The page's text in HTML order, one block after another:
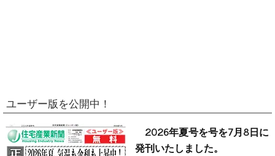
ユーザー版を公開中！
2026年夏号を号を7月8日に
発刊いたしました。